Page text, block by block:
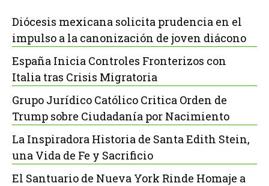
Diócesis mexicana solicita prudencia en el
impulso a la canonización de joven diácono
España Inicia Controles Fronterizos con
Italia tras Crisis Migratoria
Grupo Jurídico Católico Critica Orden de
Trump sobre Ciudadanía por Nacimiento
La Inspiradora Historia de Santa Edith Stein,
una Vida de Fe y Sacrificio
El Santuario de Nueva York Rinde Homaje a